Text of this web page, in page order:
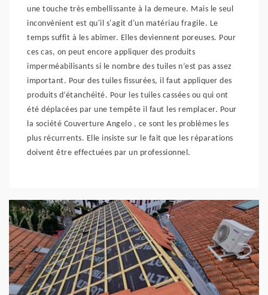
une touche très embellissante à la demeure. Mais le seul
inconvénient est qu'il s'agit d'un matériau fragile. Le
temps suffit à les abimer. Elles deviennent poreuses. Pour
ces cas, on peut encore appliquer des produits
imperméabilisants si le nombre des tuiles n’est pas assez
important. Pour des tuiles fissurées, il faut appliquer des
produits d’étanchéité. Pour les tuiles cassées ou qui ont
été déplacées par une tempête il faut les remplacer. Pour
la société Couverture Angelo , ce sont les problèmes les
plus récurrents. Elle insiste sur le fait que les réparations
doivent être effectuées par un professionnel.